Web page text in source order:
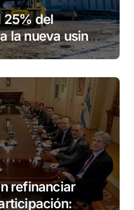
25% del
la nueva usina
refinanciar